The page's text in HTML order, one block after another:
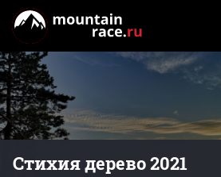
Стихия дерево 2021